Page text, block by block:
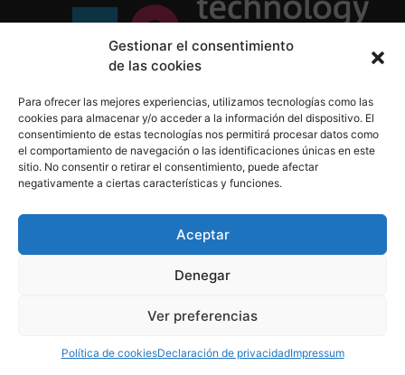
Gestionar el consentimiento
de las cookies
Para ofrecer las mejores experiencias, utilizamos tecnologías como las
cookies para almacenar y/o acceder a la información del dispositivo. El
consentimiento de estas tecnologías nos permitirá procesar datos como
el comportamiento de navegación o las identificaciones únicas en este
sitio. No consentir o retirar el consentimiento, puede afectar
negativamente a ciertas características y funciones.
Aceptar
Denegar
Ver preferencias
Política de cookiesDeclaración de privacidadImpressum
Política de Cookies
Aviso Legal
910 607 564
derechos reservados